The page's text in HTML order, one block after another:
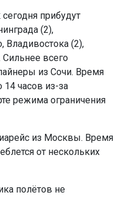
прибудут
(2),
Владивостока (2),
всего
из Сочи. Время
14 часов из-за
режима ограничения
из Москвы. Время
от нескольких
полётов не